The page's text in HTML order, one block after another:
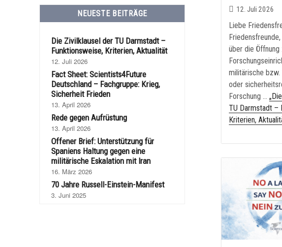
12. Juli 2026
Liebe
über die
militärische
oder
Forschung …
TU Darmstadt –
Kriterien,
NEUESTE BEITRÄGE
Die Zivilklausel der TU Darmstadt –
Funktionsweise, Kriterien, Aktualität
12. Juli 2026
Fact Sheet: Scientists4Future
Deutschland – Fachgruppe: Krieg,
Sicherheit Frieden
13. April 2026
Rede gegen Aufrüstung
13. April 2026
Offener Brief: Unterstützung für
Spaniens Haltung gegen eine
militärische Eskalation mit Iran
16. März 2026
70 Jahre Russell-Einstein-Manifest
3. Juni 2025